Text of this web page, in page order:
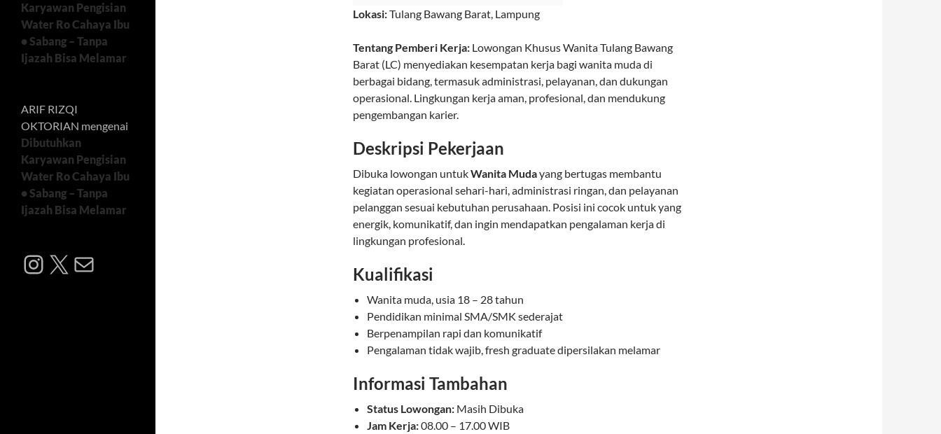
Lokasi:Tulang Bawang Barat, Lampung
Tentang Pemberi Kerja: Lowongan Khusus Wanita Tulang Bawang
Barat (LC) menyediakan kesempatan kerja bagi wanita muda di
berbagai bidang, termasuk administrasi, pelayanan, dan dukungan
operasional. Lingkungan kerja aman, profesional, dan mendukung
pengembangan karier.
Deskripsi Pekerjaan
Dibuka lowongan untukWanita Mudayang bertugas membantu
kegiatan operasional sehari-hari, administrasi ringan, dan pelayanan
pelanggan sesuai kebutuhan perusahaan. Posisi ini cocok untuk yang
energik, komunikatif, dan ingin mendapatkan pengalaman kerja di
lingkungan profesional.
Kualifikasi
Wanita muda, usia 18 – 28 tahun
Pendidikan minimal SMA/SMK sederajat
Berpenampilan rapi dan komunikatif
Pengalaman tidak wajib, fresh graduate dipersilakan melamar
Informasi Tambahan
Status Lowongan: Masih Dibuka
Jam Kerja:08.00 – 17.00 WIB
Karyawan Pengisian
Water Ro Cahaya Ibu
• Sabang – Tanpa
Ijazah Bisa Melamar
ARIF RIZQI
OKTORIAN mengenai
Dibutuhkan
Karyawan Pengisian
Water Ro Cahaya Ibu
• Sabang – Tanpa
Ijazah Bisa Melamar
Instagram
X Mail